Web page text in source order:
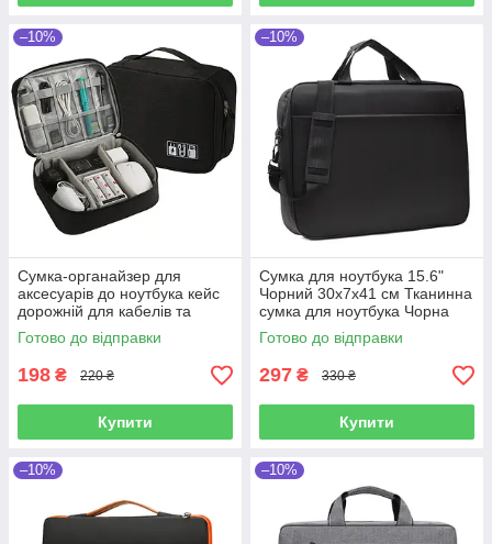
–10%
Сумка-органайзер для
аксесуарів до ноутбука кейс
дорожній для кабелів та
зарядки універсальний
чорний
Готово до відправки
198 ₴ 220 ₴
Купити
–10%
Сумка для ноутбука 15.6"
Чорний 30х7х41 см Тканинна
сумка для ноутбука Чорна
сумка для ноутбука для
чоловіків
Готово до відправки
297 ₴ 330 ₴
Купити
–10% –10%